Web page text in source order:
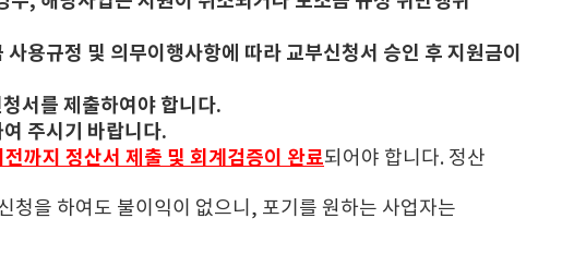
용규정 및 의무이행사항에 따라 교부신청서 승인 후 지원금이
서를 제출하여야 합니다.
주시기 바랍니다.
까지 정산서 제출 및 회계검증이 완료되어야 합니다. 정산
청을 하여도 불이익이 없으니, 포기를 원하는 사업자는